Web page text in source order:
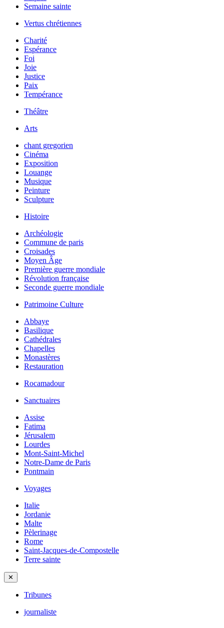
Semaine sainte
Vertus chrétiennes
Charité
Espérance
Foi
Joie
Justice
Paix
Tempérance
Théâtre
Arts
chant gregorien
Cinéma
Exposition
Louange
Musique
Peinture
Sculpture
Histoire
Archéologie
Commune de paris
Croisades
Moyen Âge
Première guerre mondiale
Révolution française
Seconde guerre mondiale
Patrimoine Culture
Abbaye
Basilique
Cathédrales
Chapelles
Monastères
Restauration
Rocamadour
Sanctuaires
Assise
Fatima
Jérusalem
Lourdes
Mont-Saint-Michel
Notre-Dame de Paris
Pontmain
Voyages
Italie
Jordanie
Malte
Pèlerinage
Rome
Saint-Jacques-de-Compostelle
Terre sainte
✕
Tribunes
journaliste